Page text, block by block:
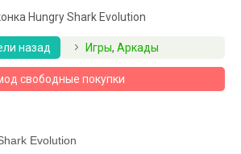
назад Игры, Аркады
свободные покупки